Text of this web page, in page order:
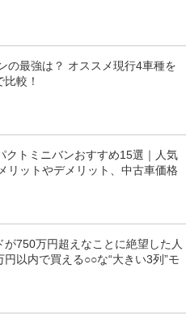
の最強は？ オススメ現行4車種を
較！
クトミニバンおすすめ15選｜人気
リットやデメリット、中古車価格
が750万円超えなことに絶望した人
以内で買える○○な“大きい3列”モ